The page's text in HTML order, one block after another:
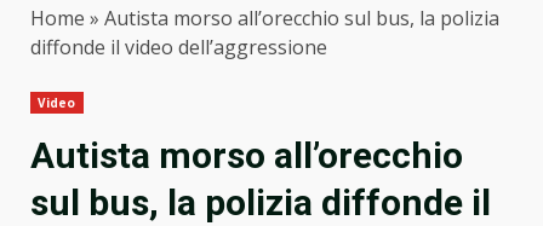
Home » Autista morso all’orecchio sul bus, la polizia
diffonde il video dell’aggressione
Video
Autista morso all’orecchio
sul bus, la polizia diffonde il